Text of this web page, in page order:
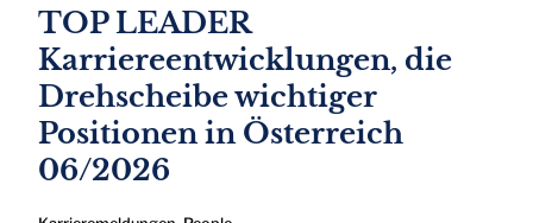
TOP LEADER
Karriereentwicklungen, die
Drehscheibe wichtiger
Positionen in Österreich
06/2026